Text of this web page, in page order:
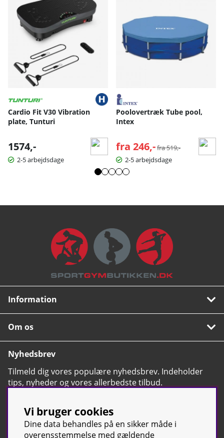
Cardio Fit V30 Vibration
plate, Tunturi
1574,-
2-5 arbejdsdage
Poolovertræk Tube pool,
Intex
fra 246,- Normalpris:
fra 519,-
2-5 arbejdsdage
Information
Om os
Nyhedsbrev
Tilmeld dig vores populære nyhedsbrev. Indeholder
tips, nyheder og vores allerbedste tilbud.
Vi bruger cookies
Dine data behandles på en sikker måde i
overensstemmelse med gældende